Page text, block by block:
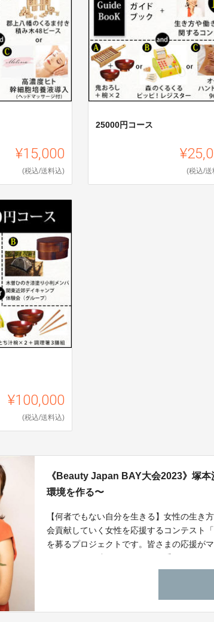
¥15,000
(税込/送料込)
25000円コース
(税込/送
¥100,000
(税込/送料込)
《Beauty Japan BAY大会2023》塚
環境を作る〜
【何者でもない自分を生きる】女性の生き
会貢献していく女性を応援するコンテスト
を募るプロジェクトです。皆さまの応援が